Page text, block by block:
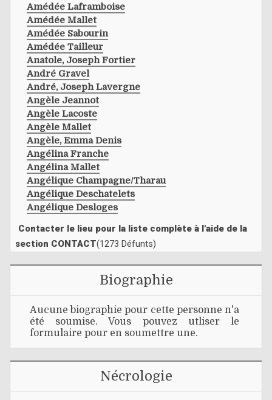
Amédée Laframboise
Amédée Mallet
Amédée Sabourin
Amédée Tailleur
Anatole, Joseph Fortier
André Gravel
André, Joseph Lavergne
Angèle Jeannot
Angèle Lacoste
Angèle Mallet
Angèle, Emma Denis
Angélina Franche
Angélina Mallet
Angélique Champagne/tharau
Angélique Deschatelets
Angélique Desloges
Contacter le lieu pour la liste complète à l'aide de la
section CONTACT(1273 Défunts)
Biographie
Aucune biographie pour cette personne n'a
été soumise. Vous pouvez utliser le
formulaire pour en soumettre une.
Nécrologie